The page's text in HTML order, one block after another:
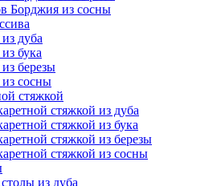
Борджия из сосны
дуба
бука
березы
сосны
стяжкой
стяжкой из дуба
стяжкой из бука
стяжкой из березы
стяжкой из сосны
из дуба